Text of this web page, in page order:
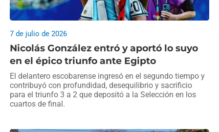
Nicolás González entró y aportó lo suyo
en el épico triunfo ante Egipto
7 de julio de 2026
El delantero escobarense ingresó en el segundo tiempo y
contribuyó con profundidad, desequilibrio y sacrificio
para el triunfo 3 a 2 que depositó a la Selección en los
cuartos de final.